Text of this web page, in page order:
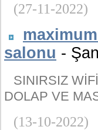
(27-11-2022)
salonu -
SINIRSIZ
DOLAP VE
(13-10-2022)